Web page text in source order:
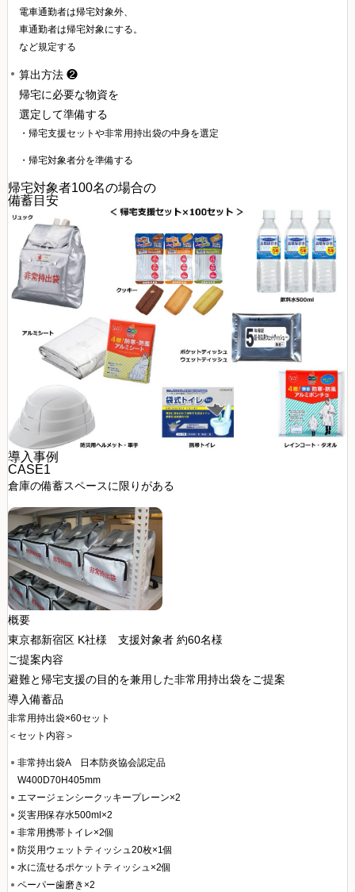
電車通勤者は帰宅対象外、
車通勤者は帰宅対象にする。
など規定する
算出方法 ❷
帰宅に必要な物資を
選定して準備する
・帰宅支援セットや非常用持出袋の中身を選定
・帰宅対象者分を準備する
帰宅対象者100名の場合の
備蓄目安
導入事例
CASE1
倉庫の備蓄スペースに限りがある
概要
東京都新宿区 K社様 支援対象者 約60名様
ご提案内容
避難と帰宅支援の目的を兼用した非常用持出袋をご提案
導入備蓄品
非常用持出袋×60セット
＜セット内容＞
非常持出袋A 日本防炎協会認定品
W400D70H405mm
エマージェンシークッキープレーン×2
災害用保存水500ml×2
非常用携帯トイレ×2個
防災用ウェットティッシュ20枚×1個
水に流せるポケットティッシュ×2個
ペーパー歯磨き×2